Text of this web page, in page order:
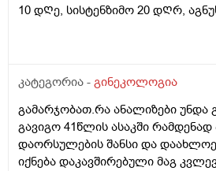
10 დᲦე, სისტენზიმო 20 დᲦრ,
რამდენადსაყურადᲦებოა და Თუ
კატეგორია - გინეკოლოგია
გამარჯობათ.რა ანალიზები უნდა
გავიგო 41წლის ასაკში რამდენად
დაორსულების შანსი და
იქნება დაკავშირებული მაგ